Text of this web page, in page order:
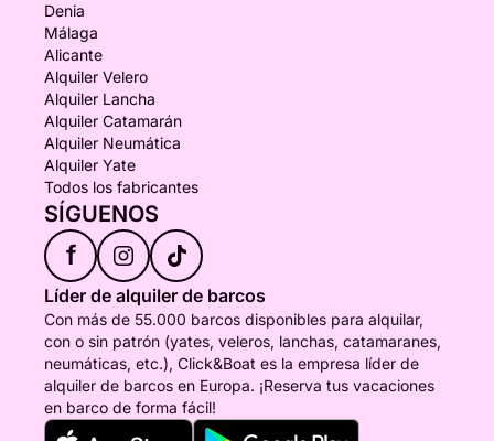
Denia
Málaga
Alicante
Alquiler Velero
Alquiler Lancha
Alquiler Catamarán
Alquiler Neumática
Alquiler Yate
Todos los fabricantes
SÍGUENOS
f
Líder de alquiler de barcos
Con más de 55.000 barcos disponibles para alquilar,
con o sin patrón (yates, veleros, lanchas, catamaranes,
neumáticas, etc.), Click&Boat es la empresa líder de
alquiler de barcos en Europa. ¡Reserva tus vacaciones
en barco de forma fácil!